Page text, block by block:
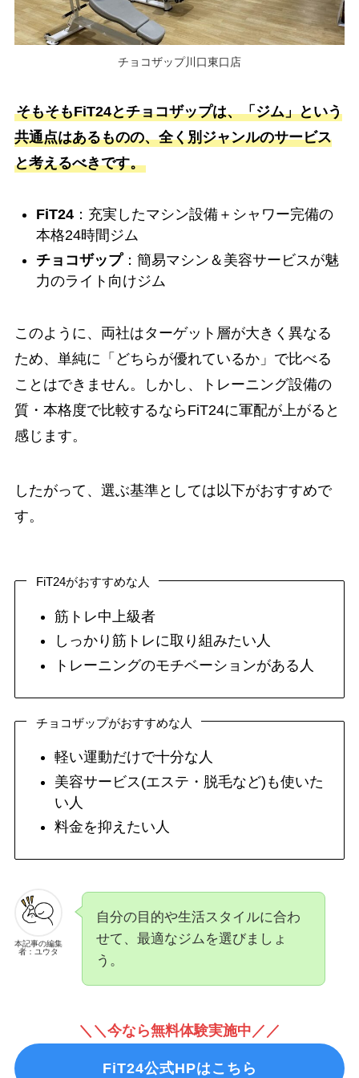
チョコザップ川口東口店
そもそもFiT24とチョコザップは、「ジム」という
共通点はあるものの、全く別ジャンルのサービス
と考えるべきです。
FiT24：充実したマシン設備＋シャワー完備の
本格24時間ジム
チョコザップ：簡易マシン＆美容サービスが魅
力のライト向けジム
このように、両社はターゲット層が大きく異なる
ため、単純に「どちらが優れているか」で比べる
ことはできません。しかし、トレーニング設備の
質・本格度で比較するならFiT24に軍配が上がると
感じます。
したがって、選ぶ基準としては以下がおすすめで
す。
FiT24がおすすめな人
筋トレ中上級者
しっかり筋トレに取り組みたい人
トレーニングのモチベーションがある人
チョコザップがおすすめな人
軽い運動だけで十分な人
美容サービス(エステ・脱毛など)も使いた
い人
料金を抑えたい人
本記事の編集
者：ユウタ
自分の目的や生活スタイルに合わ
せて、最適なジムを選びましょ
う。
＼＼今なら無料体験実施中／／
FiT24公式HPはこちら